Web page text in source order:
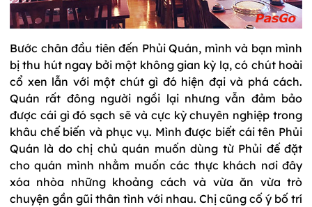
Bước chân đầu tiên đến Phủi Quán, mình và bạn mình
bị thu hút ngay bởi một không gian kỳ lạ, có chút hoài
cổ xen lẫn với một chút gì đó hiện đại và phá cách.
Quán rất đông người ngồi lại nhưng vẫn đảm bảo
được cái gì đó sạch sẽ và cực kỳ chuyên nghiệp trong
khâu chế biến và phục vụ. Mình được biết cái tên Phủi
Quán là do chị chủ quán muốn dùng từ Phủi đế đặt
cho quán mình nhằm muốn các thực khách nơi đây
xóa nhòa những khoảng cách và vừa ăn vừa trò
chuyện gần gũi thân tình với nhau. Chị cũng cố ý bố trí